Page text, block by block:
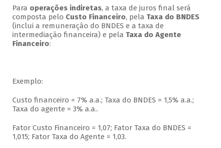
Para operações indiretas, a taxa de juros final será
composta pelo Custo Financeiro, pela Taxa do BNDES
(inclui a remuneração do BNDES e a taxa de
intermediação financeira) e pela Taxa do Agente
Financeiro:
Exemplo:
Custo financeiro = 7% a.a.; Taxa do BNDES = 1,5% a.a.;
Taxa do agente = 3% a.a..
Fator Custo Financeiro = 1,07; Fator Taxa do BNDES =
1,015; Fator Taxa do Agente = 1,03.